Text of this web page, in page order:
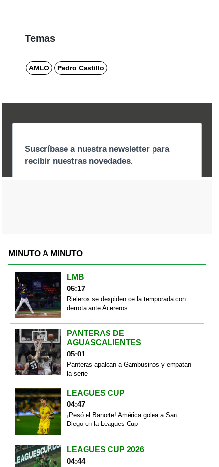
Temas
AMLO Pedro Castillo
MINUTO A MINUTO
LMB
05:17
Rieleros se despiden de la temporada con
derrota ante Acereros
PANTERAS DE
AGUASCALIENTES
05:01
Panteras apalean a Gambusinos y empatan
la serie
LEAGUES CUP
04:47
¡Pesó el Banorte! América golea a San
Diego en la Leagues Cup
LEAGUES CUP 2026
04:44